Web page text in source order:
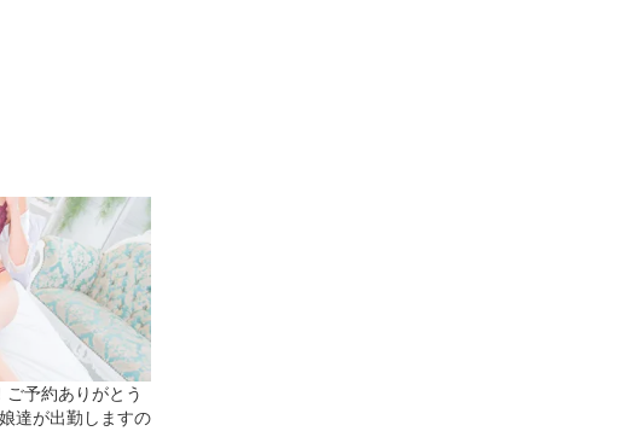
ご予約ありがとう
達が出勤しますの